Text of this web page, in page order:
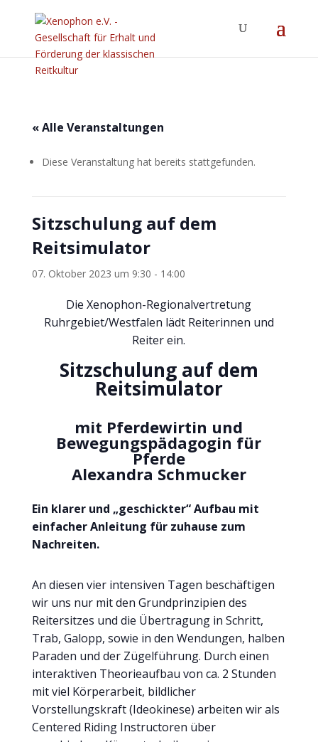
« Alle Veranstaltungen
Diese Veranstaltung hat bereits stattgefunden.
Sitzschulung auf dem
Reitsimulator
07. Oktober 2023 um 9:30 - 14:00
Die Xenophon-Regionalvertretung
Ruhrgebiet/Westfalen lädt Reiterinnen und
Reiter ein.
Sitzschulung auf dem
Reitsimulator
mit Pferdewirtin und
Bewegungspädagogin für
Pferde
Alexandra Schmucker
Ein klarer und „geschickter“ Aufbau mit
einfacher Anleitung für zuhause zum
Nachreiten.
An diesen vier intensiven Tagen beschäftigen
wir uns nur mit den Grundprinzipien des
Reitersitzes und die Übertragung in Schritt,
Trab, Galopp, sowie in den Wendungen, halben
Paraden und der Zügelführung. Durch einen
interaktiven Theorieaufbau von ca. 2 Stunden
mit viel Körperarbeit, bildlicher
Vorstellungskraft (Ideokinese) arbeiten wir als
Centered Riding Instructoren über